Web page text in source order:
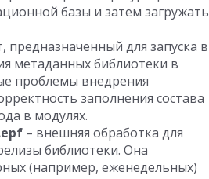
базы и затем загружать
предназначенный для запуска в
метаданных библиотеки в
проблемы внедрения
заполнения состава
в модулях.
– внешняя обработка для
библиотеки. Она
(например, еженедельных)